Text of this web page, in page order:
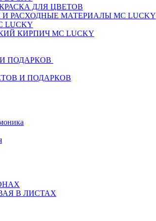
ДЛЯ ЦВЕТОВ
РАСХОДНЫЕ МАТЕРИАЛЫ MC LUCKY
LUCKY
КИРПИЧ MC LUCKY
ПОДАРКОВ
И ПОДАРКОВ
В ЛИСТАХ